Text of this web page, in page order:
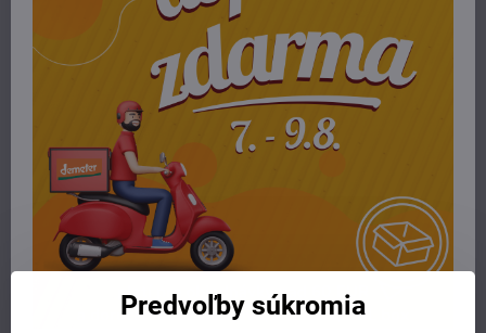
Vanilla Planifolia Fruit-Saccarum Officinarum-Aloe
Barbadensis Extract in Ricinus Communis Oil, Mentha Piperita-
Extract in Cocos Nucifera Oil, Melissa Officinarum-Aloe Barbadensis-
Extract in Prunus Amygdalus Dulcis Oil, Cera Candelilla, (+/- CI
77007, CI 77491, CI 77891, Mica, Silica)
Viac z kategórie
pery
rúže a lesky
Potrebujete poradiť alebo pomôcť?
Predvoľby súkromia